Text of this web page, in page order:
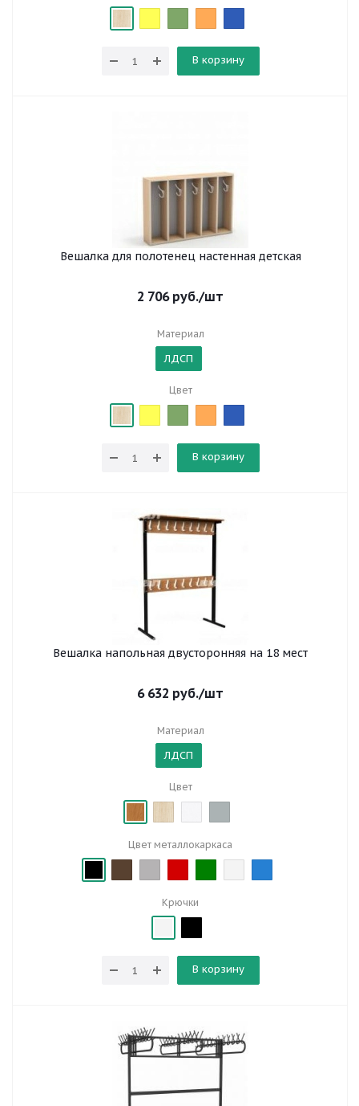
В корзину
Вешалка для полотенец настенная детская
2 706руб./шт
Материал
ЛДСП
Цвет
В корзину
Вешалка напольная двусторонняя на 18 мест
6 632 руб./шт
Материал
ЛДСП
Цвет
Цвет металлокаркаса
Крючки
В корзину